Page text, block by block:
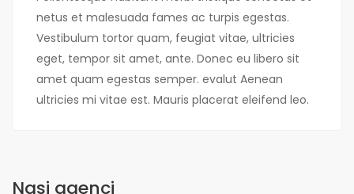
netus et malesuada fames ac turpis egestas.
Vestibulum tortor quam, feugiat vitae, ultricies
eget, tempor sit amet, ante. Donec eu libero sit
amet quam egestas semper. evalut Aenean
ultricies mi vitae est. Mauris placerat eleifend leo.
Nasi agenci